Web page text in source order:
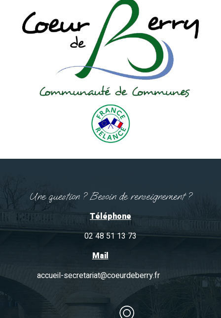
Une question ? Besoin de renseignement ?
Téléphone
02 48 51 13 73
Mail
accueil-secretariat@coeurdeberry.fr